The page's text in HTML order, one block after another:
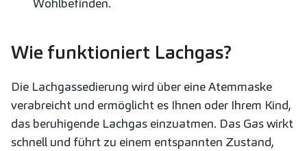
Wohlbefinden.
Wie funktioniert Lachgas?
Die Lachgassedierung wird über eine Atemmaske
verabreicht und ermöglicht es Ihnen oder Ihrem Kind,
das beruhigende Lachgas einzuatmen. Das Gas wirkt
schnell und führt zu einem entspannten Zustand,